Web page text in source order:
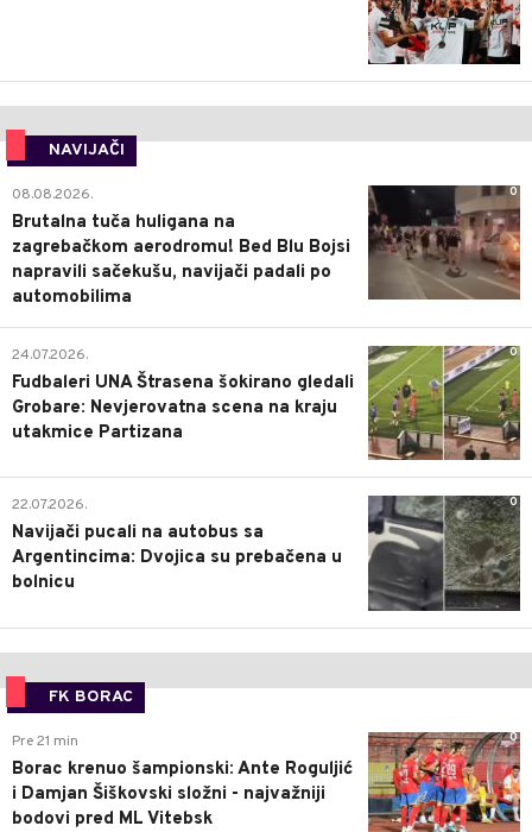
NAVIJAČI
0
08.08.2026.
Brutalna tuča huligana na
zagrebačkom aerodromu! Bed Blu Bojsi
napravili sačekušu, navijači padali po
automobilima
0
24.07.2026.
Fudbaleri UNA Štrasena šokirano gledali
Grobare: Nevjerovatna scena na kraju
utakmice Partizana
0
22.07.2026.
Navijači pucali na autobus sa
Argentincima: Dvojica su prebačena u
bolnicu
FK BORAC
0
Pre 21 min
Borac krenuo šampionski: Ante Roguljić
i Damjan Šiškovski složni - najvažniji
bodovi pred ML Vitebsk